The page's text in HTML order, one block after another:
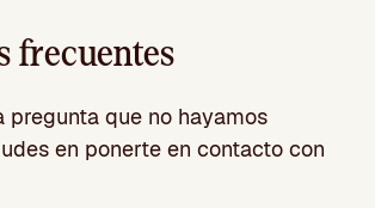
frecuentes
pregunta que no hayamos
en ponerte en contacto con